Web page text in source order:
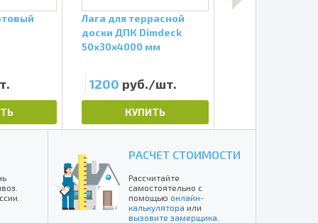
Лага для террасной
доски ДПК Dimdeck
50х30х4000 мм
1200 руб./шт.
КУПИТЬ
РАСЧЕТ СТОИМОСТИ
Рассчитайте
самостоятельно с
помощью онлайн-
калькулятора или
вызовите замерщика